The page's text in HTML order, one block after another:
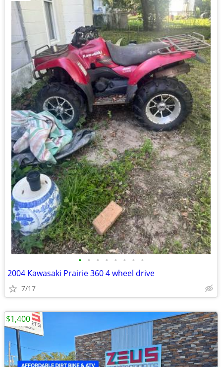
• • • • • • • •
2004 Kawasaki Prairie 360 4 wheel drive
7/17
$1,400